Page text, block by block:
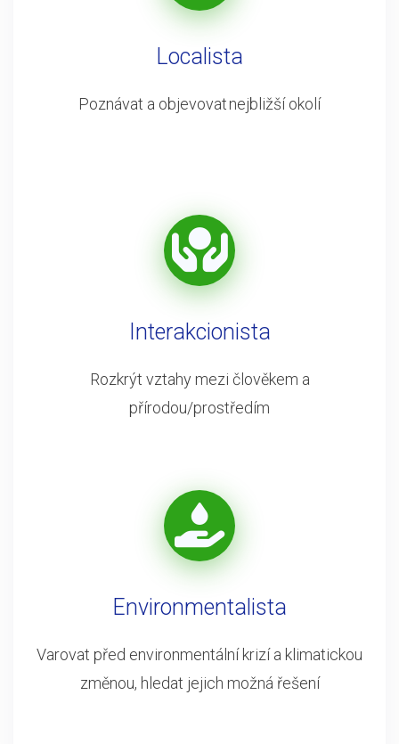
Localista
Poznávat a objevovat nejbližší okolí
Interakcionista
Rozkrýt vztahy mezi člověkem a
přírodou/prostředím
Environmentalista
Varovat před environmentální krizí a klimatickou
změnou, hledat jejich možná řešení